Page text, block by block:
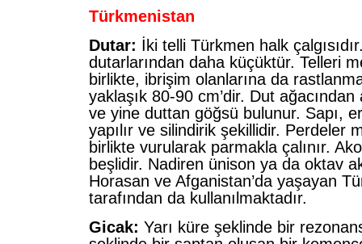
Türkmenistan
Dutar: İki telli Türkmen halk
dutarlarından daha küçüktür. Telleri
birlikte, ibrişim olanlarına da
yaklaşık 80-90 cm’dir. Dut
ve yine duttan göğsü bulunur. Sapı,
yapılır ve silindirik şekillidir. Perdeler
birlikte vurularak parmakla çalınır.
beşlidir. Nadiren ünison ya da oktav
Horasan ve Afganistan’da yaşayan
tarafından da kullanılmaktadır.
Gicak: Yarı küre şeklinde bir